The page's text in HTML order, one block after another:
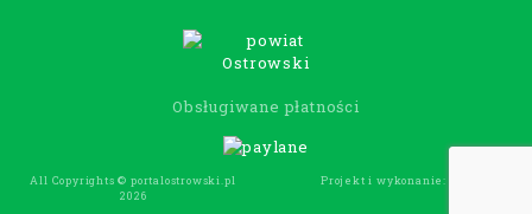
Obsługiwane płatności
All Copyrights © portalostrowski.pl
2026
Projekt i wykonanie: